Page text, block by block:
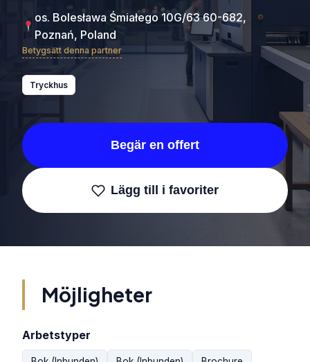
os. Bolesława Śmiałego 10G/63 60-682,
Poznań, Poland
Betygsätt denna partner
Tryckhus
Begär en offert
Lägg till i favoriter
Möjligheter
Arbetstyper